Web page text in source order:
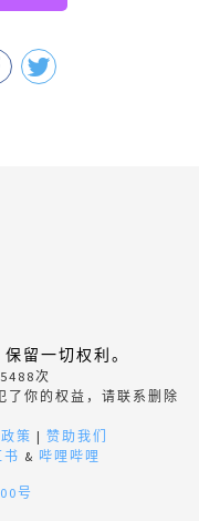
留一切权利。
次
了你的权益，请联系删除
策 | 赞助我们
书 & 哔哩哔哩
号